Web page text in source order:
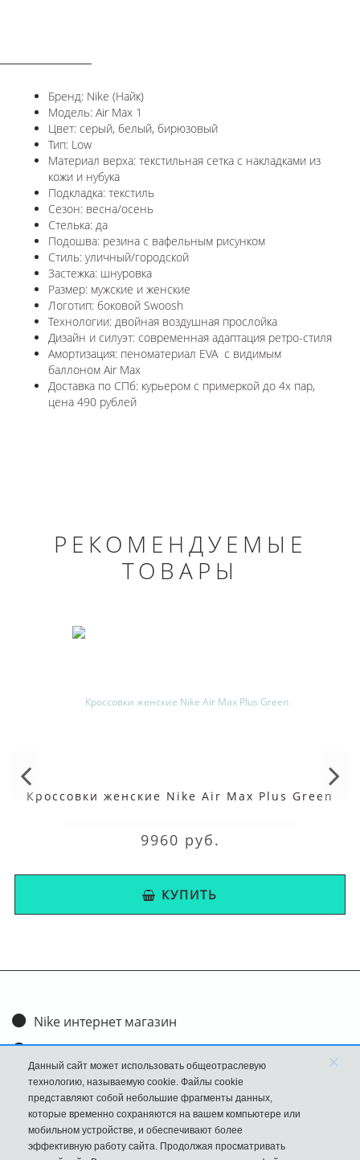
Бренд: Nike (Найк)
Модель: Air Max 1
Цвет: серый, белый, бирюзовый
Тип: Low
Материал верха: текстильная сетка с накладками из
кожи и нубука
Подкладка: текстиль
Сезон: весна/осень
Стелька: да
Подошва: резина с вафельным рисунком
Стиль: уличный/городской
Застежка: шнуровка
Размер: мужские и женские
Логотип: боковой Swoosh
Технологии: двойная воздушная прослойка
Дизайн и силуэт: современная адаптация ретро-стиля
Амортизация: пеноматериал EVA с видимым
баллоном Air Max
Доставка по СПб: курьером с примеркой до 4х пар,
цена 490 рублей
РЕКОМЕНДУЕМЫЕ
ТОВАРЫ
Кроссовки женские Nike Air Max Plus Green
9960 руб.
КУПИТЬ
Nike интернет магазин
Доставка и оплата
Обмен и возврат
Размеры
FAQ
Данный сайт может использовать общеотраслевую
технологию, называемую cookie. Файлы cookie
представляют собой небольшие фрагменты данных,
которые временно сохраняются на вашем компьютере или
мобильном устройстве, и обеспечивают более
эффективную работу сайта. Продолжая просматривать
×